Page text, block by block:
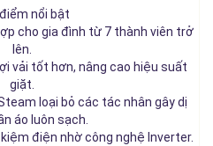
nổi bật
cho gia đình từ 7 thành viên trở
lên.
vải tốt hơn, nâng cao hiệu suất
giặt.
loại bỏ các tác nhân gây dị
áo luôn sạch.
điện nhờ công nghệ Inverter.